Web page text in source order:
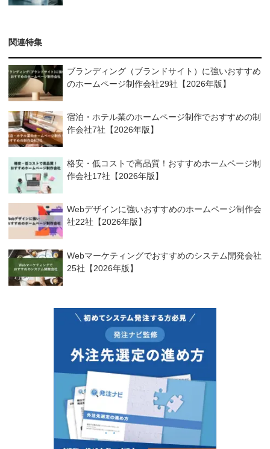
関連特集
ブランディング（ブランドサイト）に強いおすすめ
のホームページ制作会社29社【2026年版】
宿泊・ホテル業のホームページ制作でおすすめの制
作会社7社【2026年版】
格安・低コストで高品質！おすすめホームページ制
作会社17社【2026年版】
Webデザインに強いおすすめのホームページ制作会
社22社【2026年版】
Webマーケティングでおすすめのシステム開発会社
25社【2026年版】